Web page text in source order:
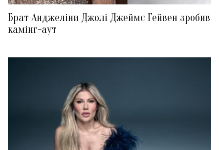
Брат Анджеліни Джолі Джеймс Гейвен зробив
камінг-аут